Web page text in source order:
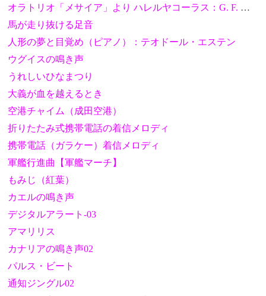
オラトリオ「メサイア」より ハレルヤコーラス：G. F. ヘンデル
馬が走り抜ける足音
人形の夢と目覚め（ピアノ）：テオドール・エステン
ウグイスの鳴き声
うれしいひなまつり
大義が血を越えるとき
空港チャイム（成田空港）
折りたたみ式携帯電話の着信メロディ
携帯電話（ガラケー）着信メロディ
軍艦行進曲【軍艦マーチ】
もみじ（紅葉）
カエルの鳴き声
デジタルアラート-03
アマリリス
カナリアの鳴き声02
パルス・ビート
通知ジングル02